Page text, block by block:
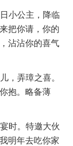
小公主，降临
把你请，你的
沾沾你的喜气
，弄璋之喜。
抱。略备薄
时。特邀大伙
明年去吃你家